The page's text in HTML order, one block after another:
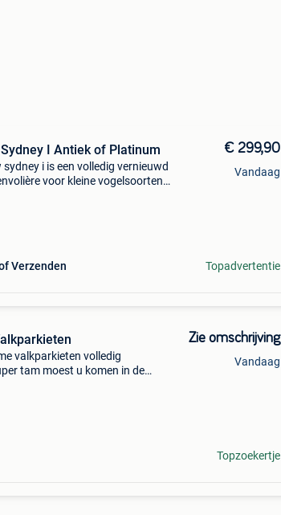
I Antiek of Platinum
i is een volledig vernieuwd
voor kleine vogelsoorten .
Verzenden
€ 299,90
Vandaag
Topadvertentie
valkparkieten volledig
tam moest u komen in de
Zie omschrijving
Vandaag
Topzoekertje